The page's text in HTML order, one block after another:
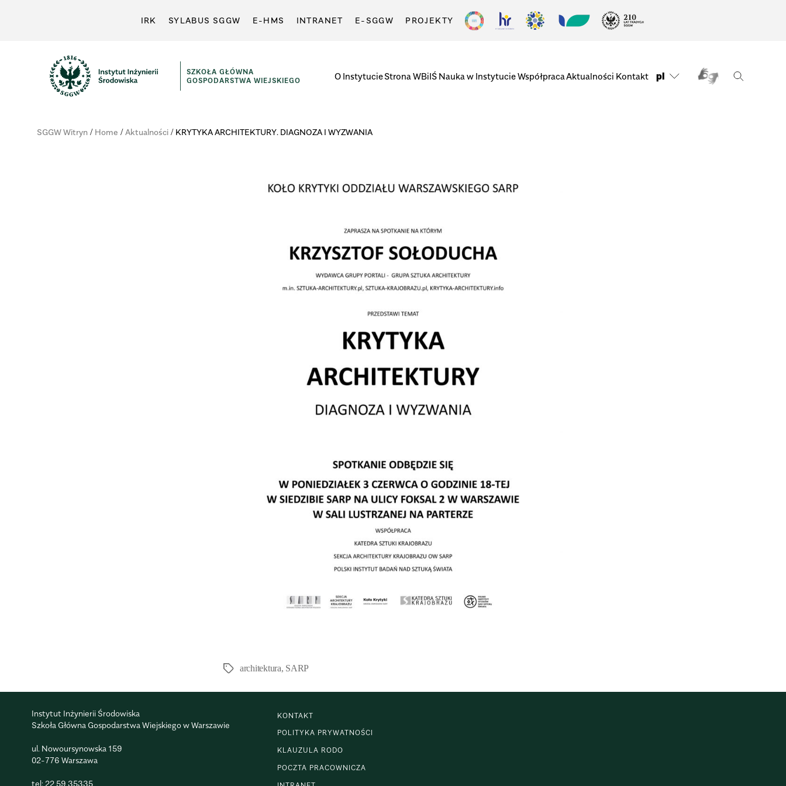
IRK SYLABUS SGGW E-HMS INTRANET E-SGGW PROJEKTY
SZKOŁA GŁÓWNA
GOSPODARSTWA WIEJSKIEGO
O InstytucieStrona WBiIŚ Nauka w InstytucieWspółpraca Aktualności Kontakt pl
SGGW Witryn/ Home /Aktualności/ KRYTYKA ARCHITEKTURY. DIAGNOZA I WYZWANIA
architektura, SARP
Instytut Inżynierii Środowiska
Szkoła Główna Gospodarstwa Wiejskiego w Warszawie
ul. Nowoursynowska 159
02-776 Warszawa
tel: 22 59 35335
KONTAKT
POLITYKA PRYWATNOŚCI
KLAUZULA RODO
POCZTA PRACOWNICZA